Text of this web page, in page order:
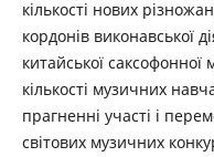
кількості нових
кордонів виконавської
китайської саксофонної
кількості музичних
прагненні участі і
світових музичних